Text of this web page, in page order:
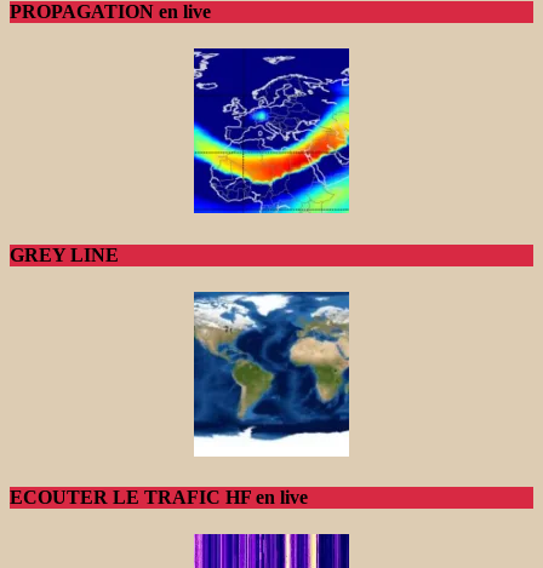
PROPAGATION en live
GREY LINE
ECOUTER LE TRAFIC HF en live